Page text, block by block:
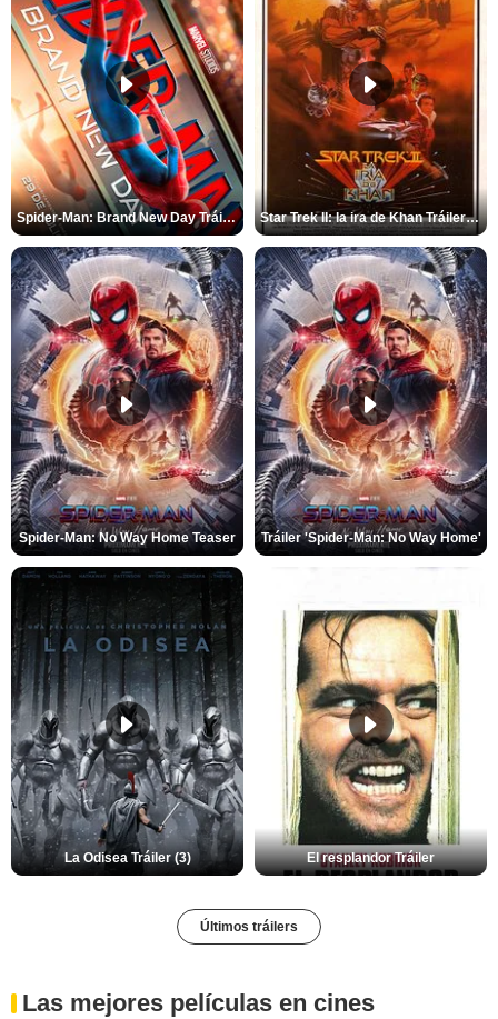
Spider-Man: Brand New Day Tráiler (3) Star Trek II: la ira de Khan Tráiler VO
Spider-Man: No Way Home Teaser Tráiler 'Spider-Man: No Way Home'
La Odisea Tráiler (3) El resplandor Tráiler
Últimos tráilers
Las mejores películas en cines